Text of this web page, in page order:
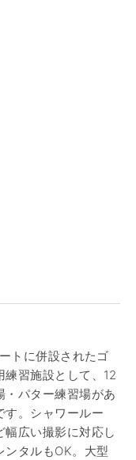
トに併設されたゴ
習施設として、12
パター練習場があ
す。シャワールー
広い撮影に対応し
ンタルもOK。大型